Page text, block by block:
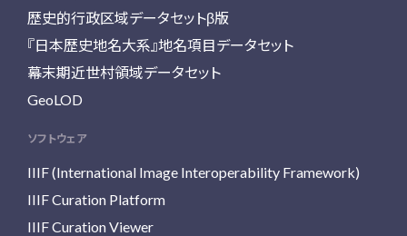
歴史的行政区域データセットβ版
『日本歴史地名大系』地名項目データセット
幕末期近世村領域データセット
GeoLOD
ソフトウェア
IIIF (International Image Interoperability Framework)
IIIF Curation Platform
IIIF Curation Viewer